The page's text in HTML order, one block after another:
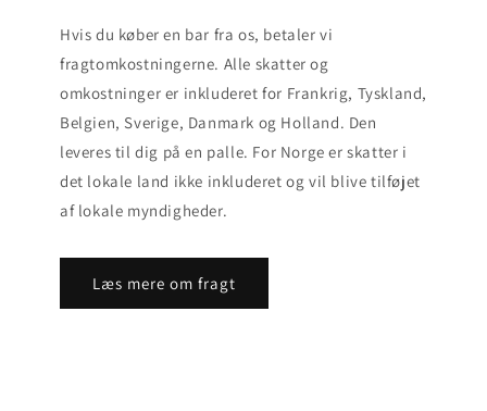
Hvis du køber en bar fra os, betaler vi
fragtomkostningerne. Alle skatter og
omkostninger er inkluderet for Frankrig, Tyskland,
Belgien, Sverige, Danmark og Holland. Den
leveres til dig på en palle. For Norge er skatter i
det lokale land ikke inkluderet og vil blive tilføjet
af lokale myndigheder.
Læs mere om fragt